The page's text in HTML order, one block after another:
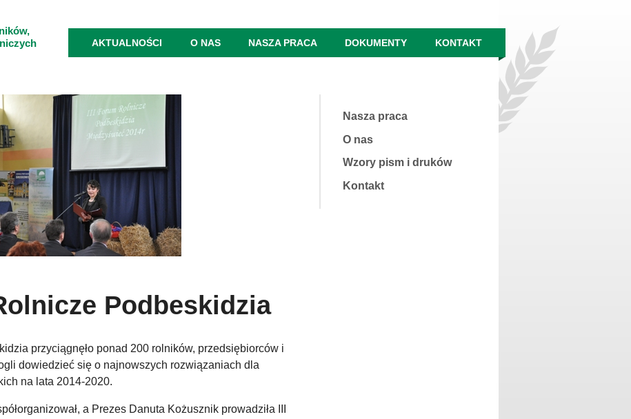
AKTUALNOŚCI O NAS NASZA PRACA DOKUMENTY KONTAKT
Nasza praca
O nas
Wzory pism i druków
Kontakt
Podbeskidzia
przyciągnęło ponad 200 rolników, przedsiębiorców i
dowiedzieć się o najnowszych rozwiązaniach dla
na lata 2014-2020.
a Prezes Danuta Kożusznik prowadziła III